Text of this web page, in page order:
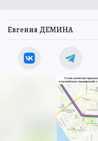
Евгения ДЕМИНА